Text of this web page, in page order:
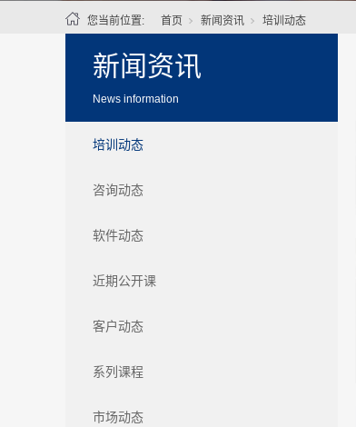
您当前位置: 首页 新闻资讯 培训动态
新闻资讯
News information
培训动态
咨询动态
软件动态
近期公开课
客户动态
系列课程
市场动态